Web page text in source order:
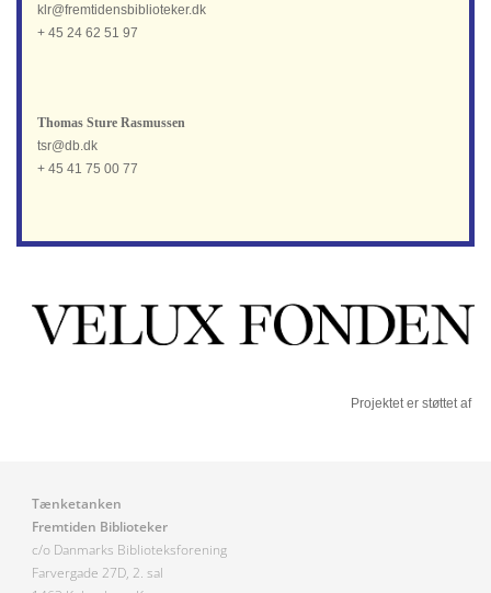
klr@fremtidensbiblioteker.dk
+ 45 24 62 51 97
Thomas Sture Rasmussen
tsr@db.dk
+ 45 41 75 00 77
Projektet er støttet af
Tænketanken
Fremtiden Biblioteker
c/o Danmarks Biblioteksforening
Farvergade 27D, 2. sal